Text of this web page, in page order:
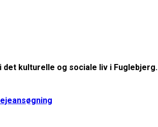
kulturelle og sociale liv i Fuglebjerg.